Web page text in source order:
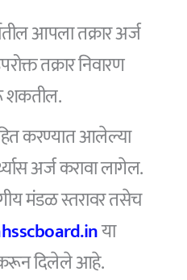
आपला तक्रार अर्ज
तक्रार निवारण
शकतील.
करण्यात आलेल्या
अर्ज करावा लागेल.
मंडळ स्तरावर तसेच
या
दिलेले आहे.